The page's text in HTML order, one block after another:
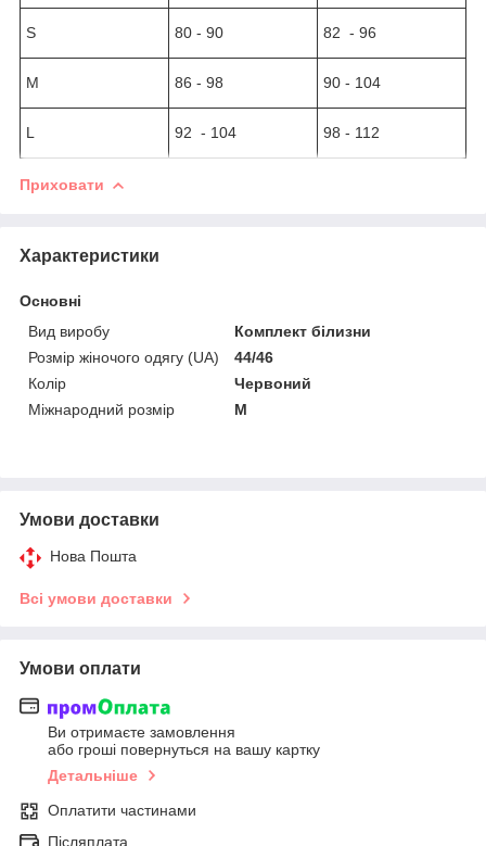
S 80 - 90 82 - 96
М 86 - 98 90 - 104
L 92 - 104 98 - 112
Приховати
Характеристики
Основні
Вид виробу
Комплект білизни
Розмір жіночого одягу (UA)
44/46
Колір
Червоний
Міжнародний розмір
M
Умови доставки
Нова Пошта
Всі умови доставки
Умови оплати
Ви отримаєте замовлення
або гроші повернуться на вашу картку
Детальніше
Оплатити частинами
Післяплата